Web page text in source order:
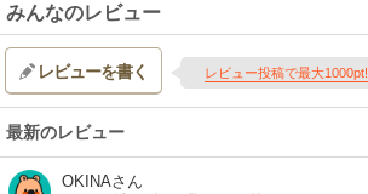
みんなのレビュー
レビューを書く レビュー投稿で最大1000pt!
最新のレビュー
OKINAさん